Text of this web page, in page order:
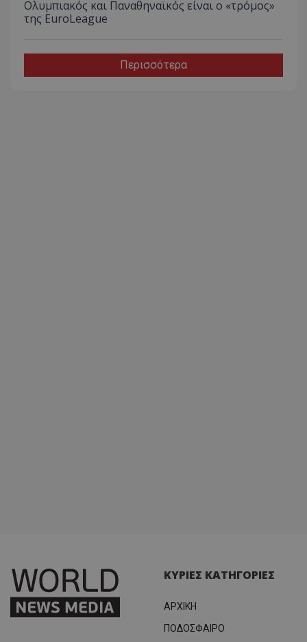
Ολυμπιακός και Παναθηναϊκός είναι ο «τρόμος»
της EuroLeague
Περισσότερα
ΚΥΡΙΕΣ ΚΑΤΗΓΟΡΙΕΣ
ΑΡΧΙΚΗ
ΠΟΔΟΣΦΑΙΡΟ